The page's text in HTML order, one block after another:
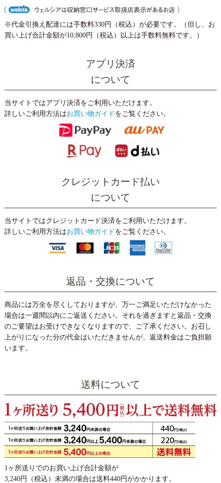
※代金引換え配達には手数料330円（税込）が必要です。（但し、お
買い上げ合計金額が10,800円（税込）以上は手数料無料です。）
アプリ決済
について
当サイトではアプリ決済をご利用いただけます。
詳しいご利用方法はお買い物ガイド をご覧ください。
クレジットカード払い
について
当サイトではクレジットカード決済をご利用いただけます。
詳しいご利用方法はお買い物ガイド をご覧ください。
返品・交換について
商品には万全を尽くしておりますが、万一ご満足いただけなかった
場合は一週間以内にご返送ください。それを過ぎますと返品・交換
のご要望はお受けできなくなりますので、ご了承ください。お召し
上がりになった分の代金はいただきませんが、返送料金はご負担願
います。
送料について
1ヶ所送りでのお買い上げ合計金額が
3,240円（税込）未満の場合は送料440円がかかります。